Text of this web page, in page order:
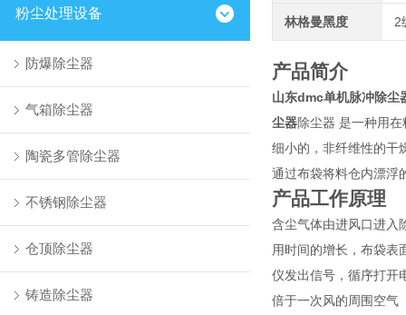
粉尘处理设备
防爆除尘器
气箱除尘器
陶瓷多管除尘器
不锈钢除尘器
仓顶除尘器
铸造除尘器
林格曼黑度 2
产品简介
山东dmc单机脉冲除尘
尘器除尘器 是一种用
细小的，非纤维性的干
通过布袋将料仓内漂浮
产品工作原理
含尘气体由进风口进入
用时间的增长，布袋表
仪发出信号，循序打开
倍于一次风的周围空气